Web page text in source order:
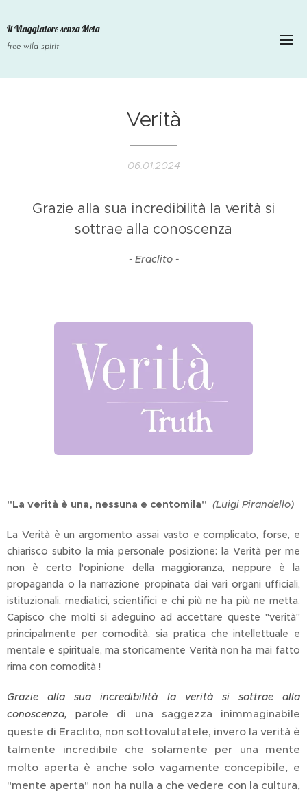
Il Viaggiatore senzaMeta
free wild spirit
Verità
06.01.2024
Grazie alla sua incredibilità la verità si
sottrae alla conoscenza
- Eraclito -
"La verità è una, nessuna e centomila" (Luigi Pirandello)
La Verità è un argomento assai vasto e complicato, forse, e
chiarisco subito la mia personale posizione: la Verità per me
non è certo l'opinione della maggioranza, neppure è la
propaganda o la narrazione propinata dai vari organi ufficiali,
istituzionali, mediatici, scientifici e chi più ne ha più ne metta.
Capisco che molti si adeguino ad accettare queste "verità"
principalmente per comodità, sia pratica che intellettuale e
mentale e spirituale, ma storicamente Verità non ha mai fatto
rima con comodità !
Grazie alla sua incredibilità la verità si sottrae alla
conoscenza, parole di una saggezza inimmaginabile
queste di Eraclito, non sottovalutatele, invero la verità è
talmente incredibile che solamente per una mente
molto aperta è anche solo vagamente concepibile, e
"mente aperta" non ha nulla a che vedere con la cultura,